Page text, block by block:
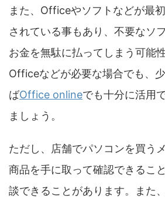
また、Officeやソフトなどが最
されている事もあり、不要なソ
お金を無駄に払ってしまう可能
Officeなどが必要な場合でも、
ばOffice onlineでも十分に活用
ましょう。
ただし、店舗でパソコンを買う
商品を手に取って確認できるこ
談できることがあります。また